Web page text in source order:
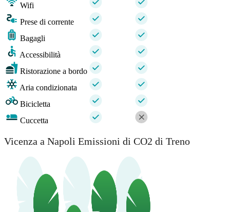
Wifi
Prese di corrente
Bagagli
Accessibilità
Ristorazione a bordo
Aria condizionata
Bicicletta
Cuccetta
Vicenza a Napoli Emissioni di CO2 di Treno